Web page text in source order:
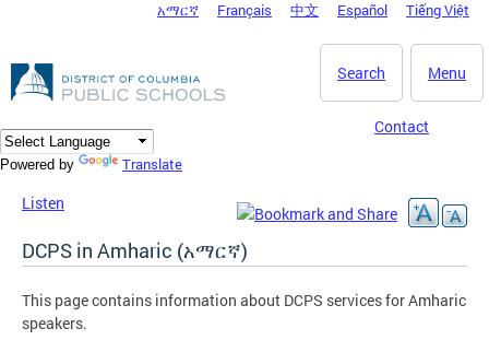
DC Agency Top Menu
አማርኛ Français 中文 Español Tiếng Việt
Menu
Search
Contact
Powered by Translate
Listen
DCPS in Amharic (አማርኛ)
This page contains information about DCPS services for Amharic
speakers.